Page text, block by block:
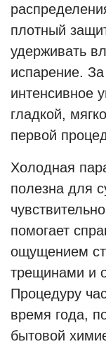
плотный
удерживать
испарение. За
интенсивное
гладкой,
первой
Холодная
полезна для
помогает
ощущением
трещинами и
Процедуру
время года,
бытовой